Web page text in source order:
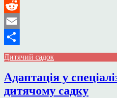
Tumblr
Reddit
Email
Поділитися
Дитячий садок
Адаптація у
дитячому садку